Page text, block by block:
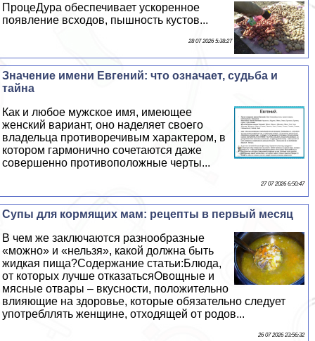
ПроцеДypa обеспечивает ускоренное
появление всходов, пышность кустов...
28 07 2026 5:38:27
Значение имени Евгений: что означает, судьба и
тайна
Как и любое мужское имя, имеющее
женский вариант, оно наделяет своего
владельца противоречивым хаpaктером, в
котором гармонично сочетаются даже
совершенно противоположные черты...
27 07 2026 6:50:47
Супы для кормящих мам: рецепты в первый месяц
В чем же заключаются разнообразные
«можно» и «нельзя», какой должна быть
жидкая пища?Содержание статьи:Блюда,
от которых лучше отказатьсяОвощные и
мясные отвары – вкусности, положительно
влияющие на здоровье, которые обязательно следует
употрeбллять женщине, отходящей от родов...
26 07 2026 23:56:32